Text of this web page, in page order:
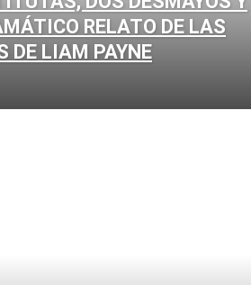
RELATO DE LAS
DE LIAM PAYNE